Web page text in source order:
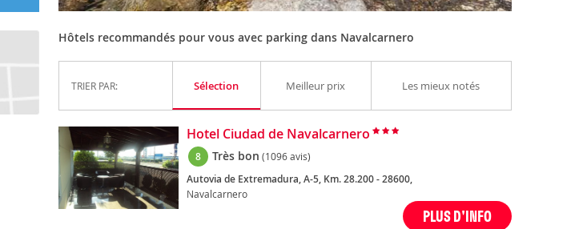
Hôtels recommandés pour vous avec parking dans Navalcarnero
TRIER PAR: Sélection Meilleur prix Les mieux notés
Hotel Ciudad de Navalcarnero
8 Très bon (1096 avis)
Autovia de Extremadura, A-5, Km. 28.200 - 28600,
Navalcarnero
PLUS D'INFO